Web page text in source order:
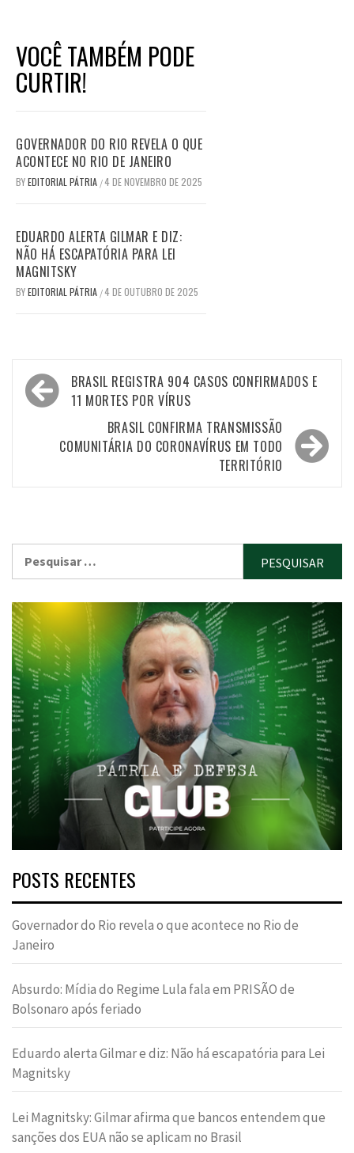
VOCÊ TAMBÉM PODE
CURTIR!
GOVERNADOR DO RIO REVELA O QUE
ACONTECE NO RIO DE JANEIRO
BYEDITORIAL PÁTRIA /4 DE NOVEMBRO DE 2025
EDUARDO ALERTA GILMAR E DIZ:
NÃO HÁ ESCAPATÓRIA PARA LEI
MAGNITSKY
BYEDITORIAL PÁTRIA /4 DE OUTUBRO DE 2025
Navegação
de
BRASIL REGISTRA 904 CASOS CONFIRMADOS E
11 MORTES POR VÍRUS
BRASIL CONFIRMA TRANSMISSÃO
COMUNITÁRIA DO CORONAVÍRUS EM TODO
TERRITÓRIO
por:
POSTS RECENTES
Governador do Rio revela o que acontece no Rio de
Janeiro
Absurdo: Mídia do Regime Lula fala em PRISÃO de
Bolsonaro após feriado
Eduardo alerta Gilmar e diz: Não há escapatória para Lei
Magnitsky
Lei Magnitsky: Gilmar afirma que bancos entendem que
sanções dos EUA não se aplicam no Brasil